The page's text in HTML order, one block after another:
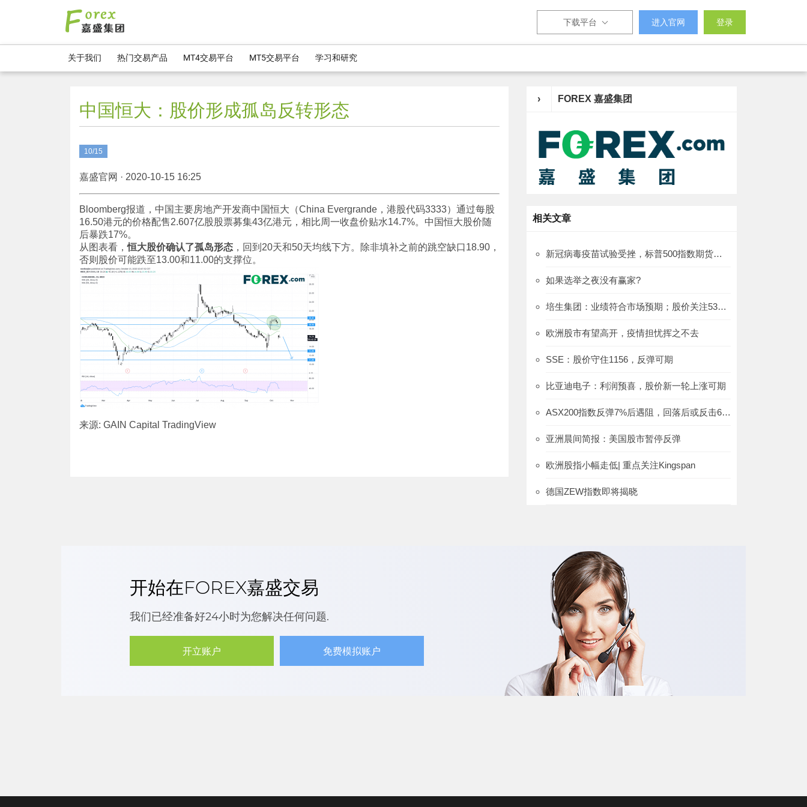
下载平台 进入官网 登录
关于我们 热门交易产品 MT4交易平台 MT5交易平台 学习和研究
中国恒大：股价形成孤岛反转形态
10/15
嘉盛官网 · 2020-10-15 16:25
Bloomberg报道，中国主要房地产开发商中国恒大（China Evergrande，港股代码3333）通过每股
16.50港元的价格配售2.607亿股股票募集43亿港元，相比周一收盘价贴水14.7%。中国恒大股价随
后暴跌17%。
从图表看，恒大股价确认了孤岛形态 ，回到20天和50天均线下方。除非填补之前的跳空缺口18.90，
否则股价可能跌至13.00和11.00的支撑位。
来源: GAIN Capital TradingView
› FOREX 嘉盛集团
相关文章
新冠病毒疫苗试验受挫，标普500指数期货继续盘整
如果选举之夜没有赢家?
培生集团：业绩符合市场预期；股价关注533的得失
欧洲股市有望高开，疫情担忧挥之不去
SSE：股价守住1156，反弹可期
比亚迪电子：利润预喜，股价新一轮上涨可期
ASX200指数反弹7%后遇阻，回落后或反击6600
亚洲晨间简报：美国股市暂停反弹
欧洲股指小幅走低| 重点关注Kingspan
德国ZEW指数即将揭晓
开始在FOREX嘉盛交易
我们已经准备好24小时为您解决任何问题.
开立账户 免费模拟账户